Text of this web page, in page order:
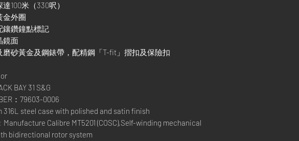
100米（330呎）
金外圈
鑲鑽鐘點標記
鏡面
磨砂黃金及鋼錶帶，配精鋼「T-fit」摺扣及保險扣
BAY 31 S&G
：79603-0006
316L steel case with polished and satin finish
Manufacture Calibre MT5201 (COSC),Self-winding mechanical
bidirectional rotor system